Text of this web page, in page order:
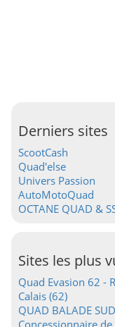
Derniers sites
ScootCash
Quad'else
Univers Passion
AutoMotoQuad
OCTANE QUAD &
Sites les plus
Quad Evasion 62 -
Calais (62)
QUAD BALADE SUD
Concessionnaire